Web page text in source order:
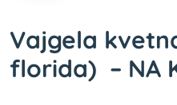
Vajgela
florida) – NA